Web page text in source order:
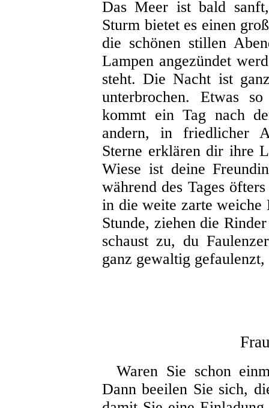
Das Meer ist bald
Sturm bietet es einen
die schönen stillen
Lampen angezündet
steht. Die Nacht ist
unterbrochen. Etwas
kommt ein Tag nach
andern, in friedlicher
Sterne erklären dir ihre
Wiese ist deine
während des Tages
in die weite zarte weiche
Stunde, ziehen die
schaust zu, du
ganz gewaltig gefaulenzt,
Waren Sie schon
Dann beeilen Sie sich,